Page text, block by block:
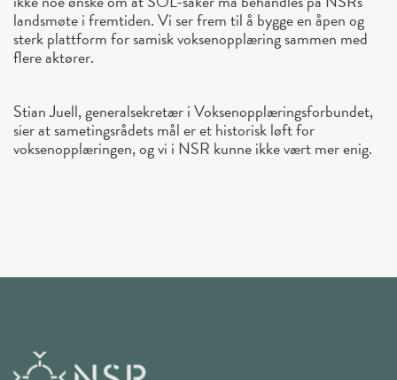
landsmøte i fremtiden. Vi ser frem til å bygge en åpen og
sterk plattform for samisk voksenopplæring sammen med
flere aktører.
Stian Juell, generalsekretær i Voksenopplæringsforbundet,
sier at sametingsrådets mål er et historisk løft for
voksenopplæringen, og vi i NSR kunne ikke vært mer enig.